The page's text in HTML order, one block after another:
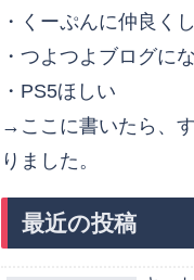
・くーぷんに仲良く
・つよつよブログに
・PS5ほしい
→ここに書いたら、
りました。
最近の投稿